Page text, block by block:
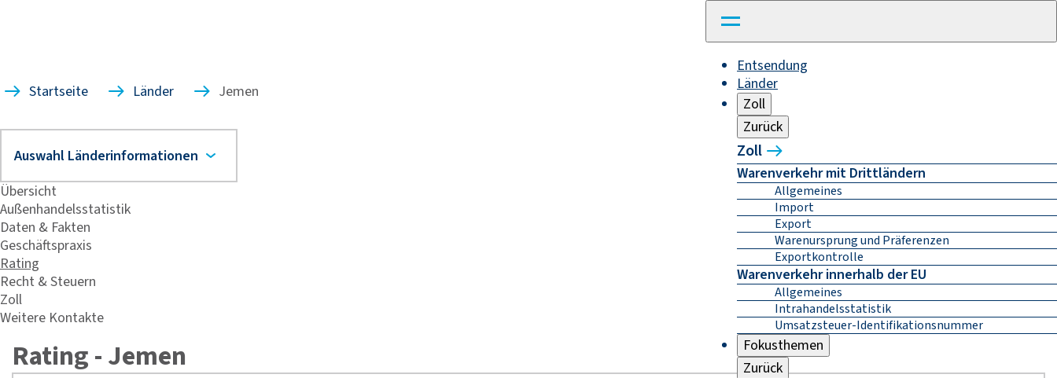
Entsendung
Länder
Zoll
Zurück
Zoll
Warenverkehr mit Drittländern
Allgemeines
Import
Export
Warenursprung und Präferenzen
Exportkontrolle
Warenverkehr innerhalb der EU
Allgemeines
Intrahandelsstatistik
Umsatzsteuer-Identifikationsnummer
Fokusthemen
Zurück
Startseite Länder Jemen
Übersicht
Außenhandelsstatistik
Daten & Fakten
Geschäftspraxis
Rating
Recht & Steuern
Zoll
Weitere Kontakte
Rating - Jemen